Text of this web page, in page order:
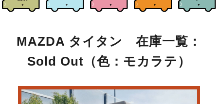
MAZDA タイタン 在庫一覧：
Sold Out（色：モカラテ）